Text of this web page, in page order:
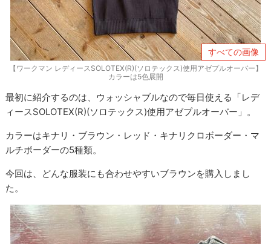
すべての画像
【ワークマン レディースSOLOTEX(R)(ソロテックス)使用アゼプルオーバー】
カラーは5色展開
最初に紹介するのは、ウォッシャブルなので毎日使える「レデ
ィースSOLOTEX(R)(ソロテックス)使用アゼプルオーバー」。
カラーはキナリ・ブラウン・レッド・キナリクロボーダー・マ
ルチボーダーの5種類。
今回は、どんな服装にも合わせやすいブラウンを購入しまし
た。